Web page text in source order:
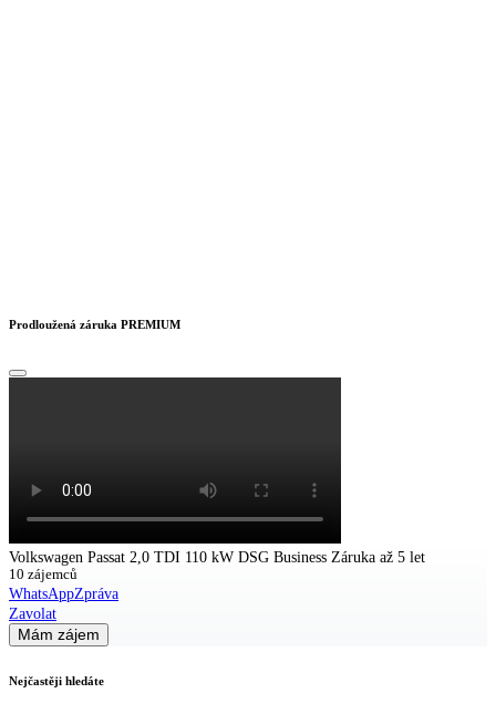
Prodloužená záruka PREMIUM
Volkswagen Passat 2,0 TDI 110 kW DSG Business Záruka až 5 let
10 zájemců
WhatsAppZpráva
Zavolat
Mám zájem
Nejčastěji hledáte